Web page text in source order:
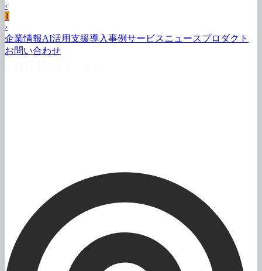
‹
1
›
企業情報AI活用支援導入事例サービスニュースプロダクト
お問い合わせ